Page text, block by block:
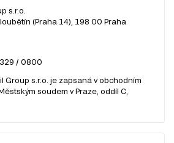
s.r.o.
(Praha 14), 198 00 Praha
/ 0800
Group s.r.o. je zapsaná v obchodním
soudem v Praze, oddíl C,